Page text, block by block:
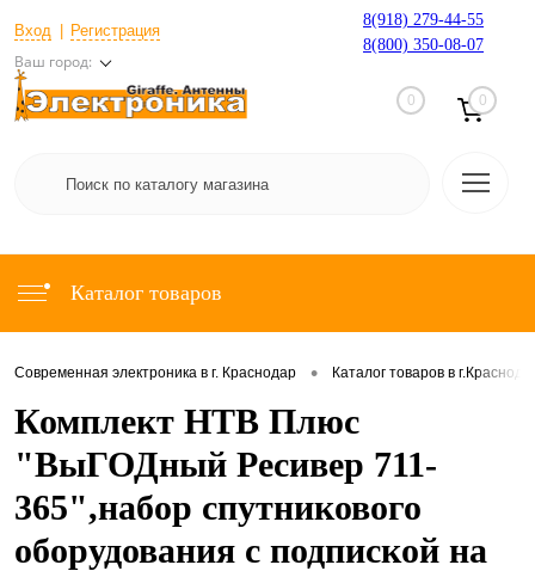
Вход Регистрация
Ваш город:
8(918) 279-44-55
8(800) 350-08-07
0 0
Каталог товаров
Современная электроника в г. Краснодар • Каталог товаров в
Комплект НТВ Плюс
"ВыГОДный Ресивер 711-
365",набор спутникового
оборудования с подпиской на